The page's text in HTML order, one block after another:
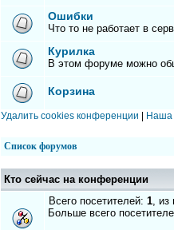
Ошибки
Что то не работает в
Курилка
В этом форуме можно
Корзина
Удалить cookies конференции Наша
Список форумов
Кто сейчас на конференции
Всего посетителей: 1, из
Больше всего